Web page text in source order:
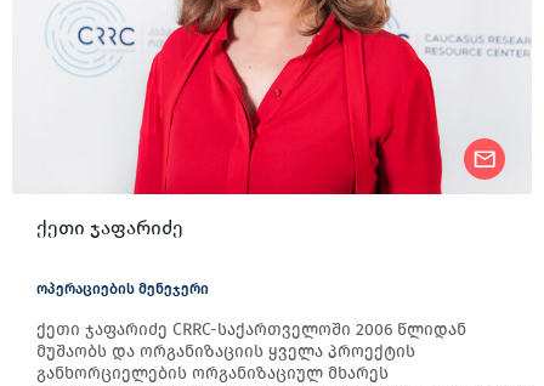
ქეთი ჯაფარიძე
ოპერაციების მენეჯერი
ქეთი ჯაფარიძე CRRC-საქართველოში 2006 წლიდან
მუშაობს და ორგანიზაციის ყველა პროექტის
განხორციელების ორგანიზაციულ მხარეს